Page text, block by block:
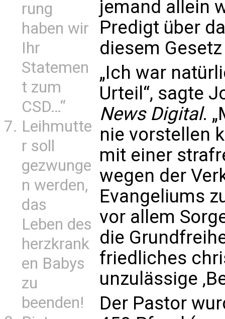
rung
haben wir
Ihr
Statemen
t zum
CSD…“
Leihmutte
r soll
gezwunge
n werden,
das
Leben des
herzkrank
en Babys
zu
beenden!
jemand allein
Predigt über
diesem
„Ich war
Urteil“, sagte
News Digital.
nie vorstellen
mit einer
wegen der
Evangeliums
vor allem
die
friedliches
unzulässige
Der Pastor